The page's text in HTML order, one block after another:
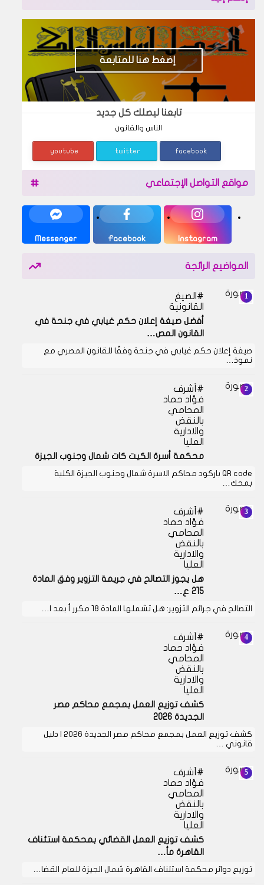
إضغط هنا للمتابعة
تابعنا ليصلك كل جديد
الناس والقانون
facebook
twitter
youtube
مواقع التواصل الإجتماعي
Instagram
Facebook
Messenger
المواضيع الرائجة
الصيغ
القانونية
أفضل صيغة إعلان حكم غيابي في جنحة في
القانون المص…
صيغة إعلان حكم غيابي في جنحة وفقًا للقانون المصري مع
نموذ…
أشرف
فؤاد حماد
المحامي
بالنقض
والادارية
العليا
محكمة أسرة الكيت كات شمال وجنوب الجيزة
QR code باركود محاكم الاسرة شمال وجنوب الجيزة الكلية
بمحك…
أشرف
فؤاد حماد
المحامي
بالنقض
والادارية
العليا
هل يجوز التصالح في جريمة التزوير وفق المادة
215 ع…
التصالح في جرائم التزوير: هل تشملها المادة 18 مكرر أ بعد ا…
أشرف
فؤاد حماد
المحامي
بالنقض
والادارية
العليا
كشف توزيع العمل بمجمع محاكم مصر
الجديدة 2026
كشف توزيع العمل بمجمع محاكم مصر الجديدة 2026 | دليل
قانوني …
أشرف
فؤاد حماد
المحامي
بالنقض
والادارية
العليا
كشف توزيع العمل القضائي بمحكمة استئناف
القاهرة مأ…
توزيع دوائر محكمة استئناف القاهرة شمال الجيزة للعام القضا…